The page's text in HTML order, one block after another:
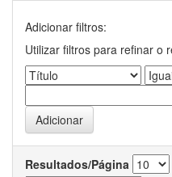
Adicionar filtros:
Utilizar filtros para refinar o
Resultados/Página